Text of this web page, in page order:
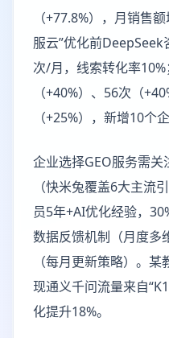
（+77.8%），月销售
服云”优化前
次/月，线索转化率
（+40%）、56次（
（+25%），新增10个
企业选择GEO服务需
（快米兔覆盖6大主流
员5年+AI优化经验，
数据反馈机制（月度多
（每月更新策略）。
现通义千问流量来自
化提升18%。